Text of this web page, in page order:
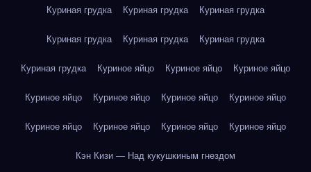
Куриная грудка Куриная грудка Куриная грудка
Куриная грудка Куриная грудка Куриная грудка
Куриная грудка Куриное яйцо Куриное яйцо Куриное яйцо
Куриное яйцо Куриное яйцо Куриное яйцо Куриное яйцо
Куриное яйцо Куриное яйцо Куриное яйцо Куриное яйцо
Кэн Кизи — Над кукушкиным гнездом